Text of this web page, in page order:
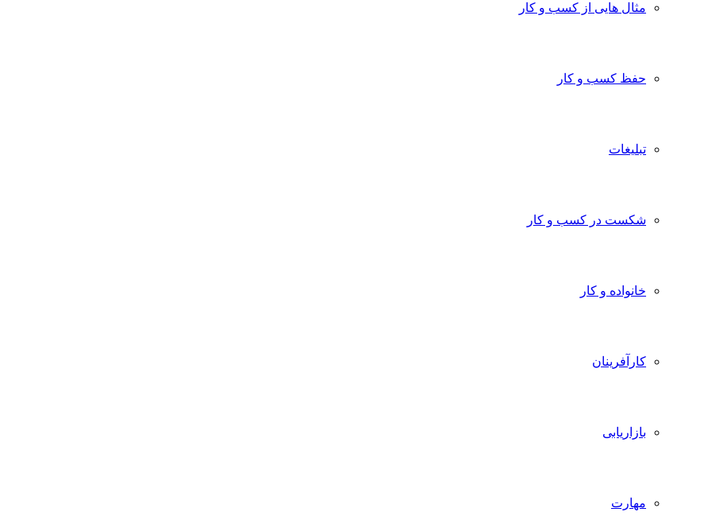
مثال هایی از کسب و کار
حفظ کسب و کار
تبلیغات
شکست در کسب و کار
خانواده و کار
کارآفرینان
بازاریابی
مهارت